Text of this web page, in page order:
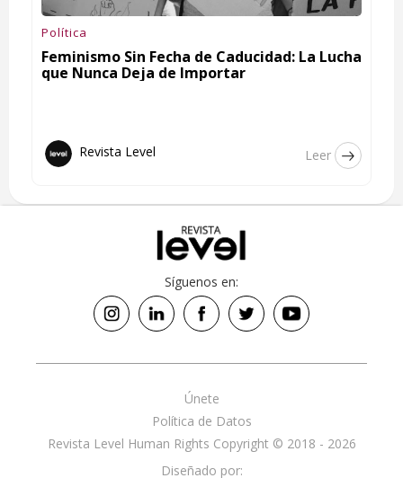
Política
Feminismo Sin Fecha de Caducidad: La Lucha
que Nunca Deja de Importar
Revista Level Leer
Síguenos en:
Revista Level Human Rights Copyright © 2018 - 2026
Política de Datos
Únete
Diseñado por: